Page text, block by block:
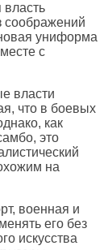
власть
соображений
униформа
с
власти
что в боевых
как
это
на
военная и
его без
искусства